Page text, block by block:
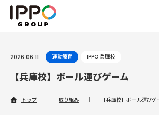
2026.06.11 運動療育 IPPO 兵庫校
【兵庫校】ボール運びゲーム
トップ ｜ 取り組み ｜ 【兵庫校】ボール運びゲ